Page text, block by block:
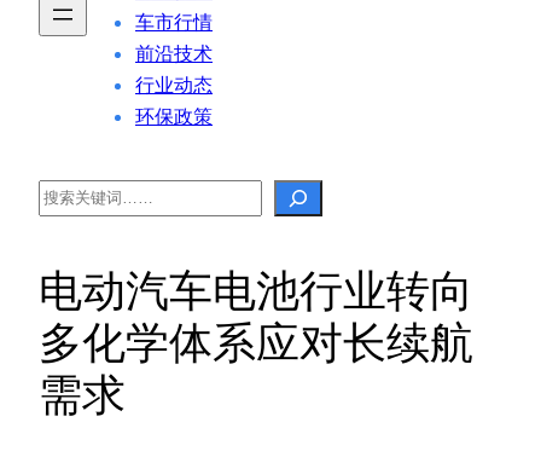
车市行情
前沿技术
行业动态
环保政策
Search
电动汽车电池行业转向
多化学体系应对长续航
需求